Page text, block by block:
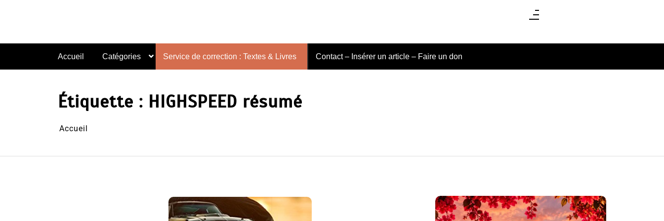
Accueil Catégories Service de correction : Textes & Livres Contact – Insérer un article – Faire un don
Étiquette : HIGHSPEED résumé
Accueil